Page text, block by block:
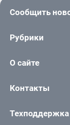
Сообщить
Рубрики
О сайте
Контакты
Техподдержка